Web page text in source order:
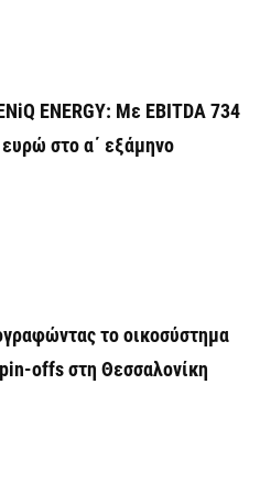
ENERGY: Με EBITDA 734
στο α΄ εξάμηνο
το οικοσύστημα
offs στη Θεσσαλονίκη